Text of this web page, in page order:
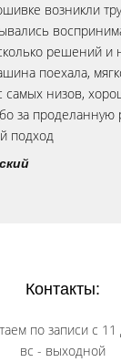
возникли
решений и
поехала,
самых низов,
за проделанную
подход
Контакты:
по записи с 11
вс - выходной